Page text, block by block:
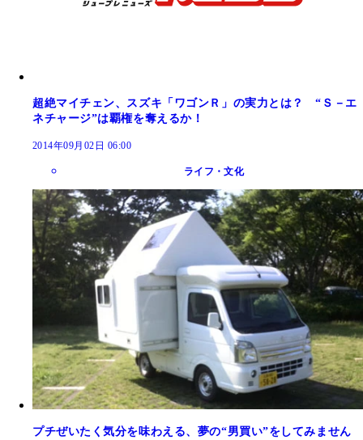
超絶マイチェン、スズキ「ワゴンＲ」の実力とは？ “Ｓ－エ
ネチャージ”は覇権を奪えるか！
2014年09月02日 06:00
ライフ・文化
プチぜいたく気分を味わえる、夢の“男買い”をしてみません